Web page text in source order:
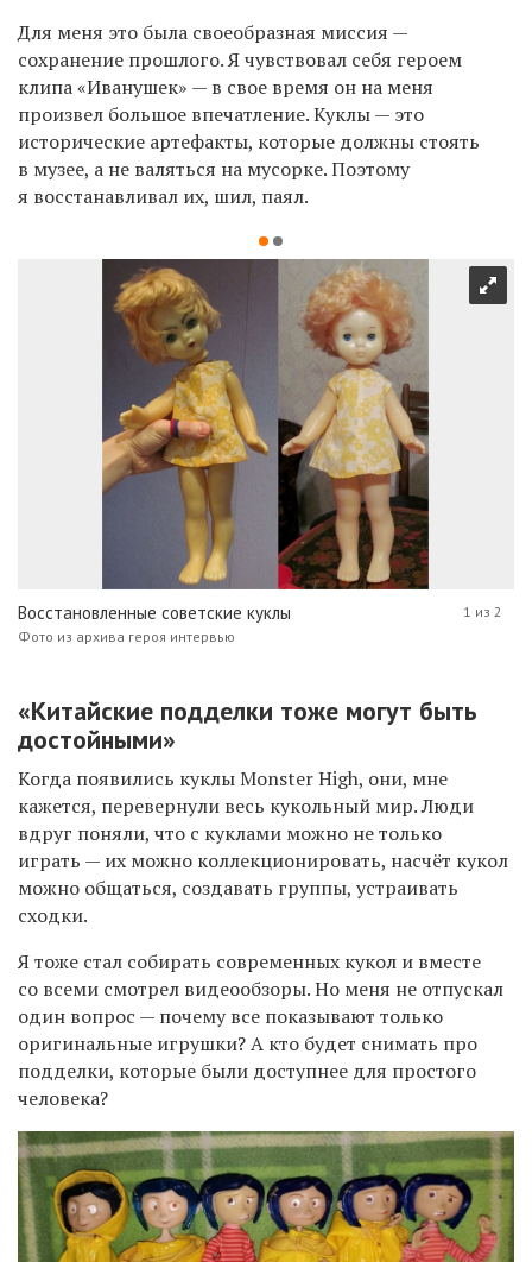
Для меня это была своеобразная миссия —
сохранение прошлого. Я чувствовал себя героем
клипа «Иванушек» — в свое время он на меня
произвел большое впечатление. Куклы — это
исторические артефакты, которые должны стоять
в музее, а не валяться на мусорке. Поэтому
я восстанавливал их, шил, паял.
Восстановленные советские куклы
Фото из архива героя интервью
1 из 2
«Китайские подделки тоже могут быть
достойными»
Когда появились куклы Monster High, они, мне
кажется, перевернули весь кукольный мир. Люди
вдруг поняли, что с куклами можно не только
играть — их можно коллекционировать, насчёт кукол
можно общаться, создавать группы, устраивать
сходки.
Я тоже стал собирать современных кукол и вместе
со всеми смотрел видеообзоры. Но меня не отпускал
один вопрос — почему все показывают только
оригинальные игрушки? А кто будет снимать про
подделки, которые были доступнее для простого
человека?